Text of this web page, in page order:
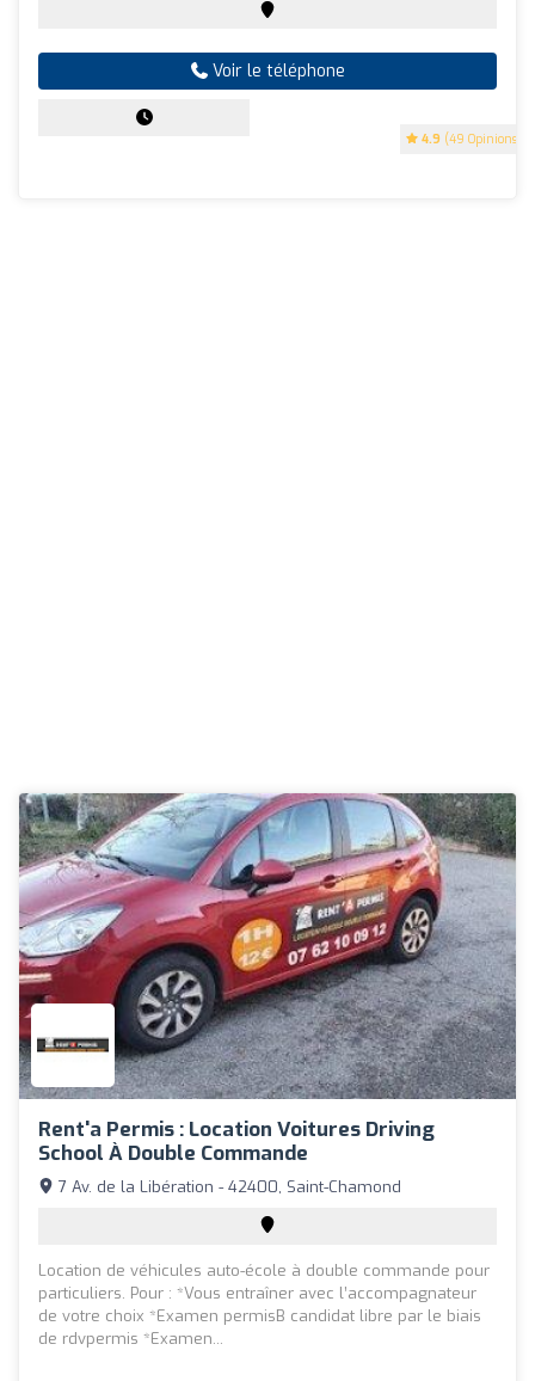
4.9 (49 Opinions)
Voir le téléphone
Rent'a Permis : Location Voitures Driving
School À Double Commande
7 Av. de la Libération - 42400, Saint-Chamond
Location de véhicules auto-école à double commande pour
particuliers. Pour : *Vous entraîner avec l’accompagnateur
de votre choix *Examen permisB candidat libre par le biais
de rdvpermis *Examen...